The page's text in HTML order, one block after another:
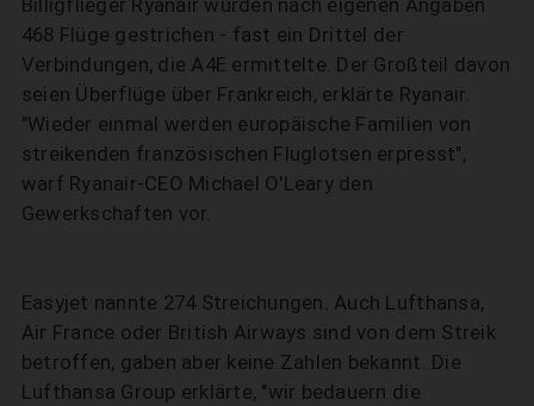
468 Flüge gestrichen - fast ein Drittel der
Verbindungen, die A4E ermittelte. Der Großteil davon
seien Überflüge über Frankreich, erklärte Ryanair.
"Wieder einmal werden europäische Familien von
streikenden französischen Fluglotsen erpresst",
warf Ryanair-CEO Michael O'Leary den
Gewerkschaften vor.
Easyjet nannte 274 Streichungen. Auch Lufthansa,
Air France oder British Airways sind von dem Streik
betroffen, gaben aber keine Zahlen bekannt. Die
Lufthansa Group erklärte, "wir bedauern die
SUCHEN